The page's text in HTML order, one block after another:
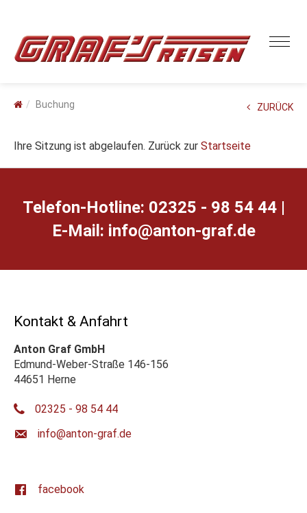
Buchung ZURÜCK
Ihre Sitzung ist abgelaufen. Zurück zur Startseite
Telefon-Hotline: 02325 - 98 54 44 |
E-Mail: ed.farg-notna@ofni
Kontakt & Anfahrt
Anton Graf GmbH
Edmund-Weber-Straße 146-156
44651 Herne
02325 - 98 54 44
ed.farg-notna@ofni
facebook